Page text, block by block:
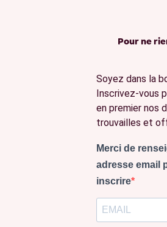
Pour ne
Soyez dans la
Inscrivez-vous
en premier nos
trouvailles et
Merci de
adresse email
inscrire